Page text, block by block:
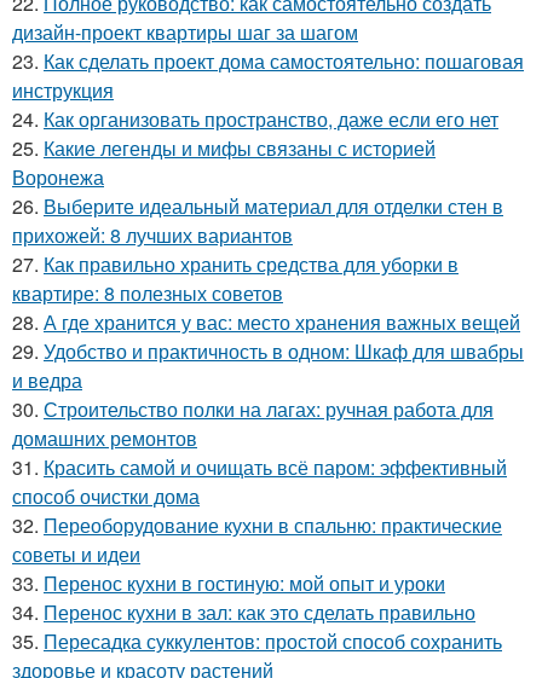
дизайн-проект квартиры шаг за шагом
23. Как сделать проект дома самостоятельно: пошаговая
инструкция
24. Как организовать пространство, даже если его нет
25. Какие легенды и мифы связаны с историей
Воронежа
26. Выберите идеальный материал для отделки стен в
прихожей: 8 лучших вариантов
27. Как правильно хранить средства для уборки в
квартире: 8 полезных советов
28. А где хранится у вас: место хранения важных вещей
29. Удобство и практичность в одном: Шкаф для швабры
и ведра
30. Строительство полки на лагах: ручная работа для
домашних ремонтов
31. Красить самой и очищать всё паром: эффективный
способ очистки дома
32. Переоборудование кухни в спальню: практические
советы и идеи
33. Перенос кухни в гостиную: мой опыт и уроки
34. Перенос кухни в зал: как это сделать правильно
35. Пересадка суккулентов: простой способ сохранить
здоровье и красоту растений